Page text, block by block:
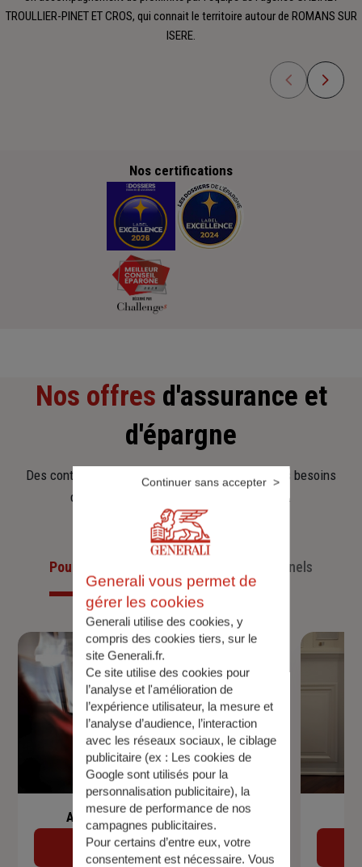
TROULLIER-PINET ET CROS, qui connait le territoire autour de ROMANS SUR
ISERE.
Nos certifications
Nos offres d'assurance et
d'épargne
Des contrats clairs et flexibles pour sécuriser vos besoins
d’aujourd’hui et anticiper ceux de demain.
Pour les particuliers Pour les professionnels
Assurance de prêt immobilier
Découvrir
Generali vous permet de
gérer les cookies
Generali utilise des cookies, y
compris des cookies tiers, sur le
site Generali.fr.
Ce site utilise des cookies pour
l’analyse et l'amélioration de
l’expérience utilisateur, la mesure et
l’analyse d’audience, l’interaction
avec les réseaux sociaux, le ciblage
publicitaire (ex : Les cookies de
Google sont utilisés pour la
personnalisation publicitaire), la
mesure de performance de nos
campagnes publicitaires.
Pour certains d’entre eux, votre
consentement est nécessaire. Vous
Continuer sans accepter